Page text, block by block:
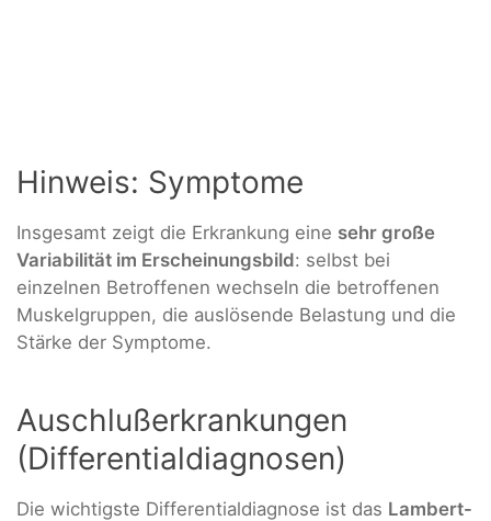
Hinweis: Symptome
Insgesamt zeigt die Erkrankung eine sehr große
Variabilität im Erscheinungsbild: selbst bei
einzelnen Betroffenen wechseln die betroffenen
Muskelgruppen, die auslösende Belastung und die
Stärke der Symptome.
Auschlußerkrankungen
(Differentialdiagnosen)
Die wichtigste Differentialdiagnose ist das Lambert-